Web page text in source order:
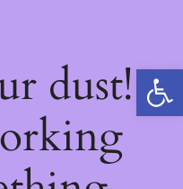
Ανοίξτε τη γραμμή εργαλείων
dust!